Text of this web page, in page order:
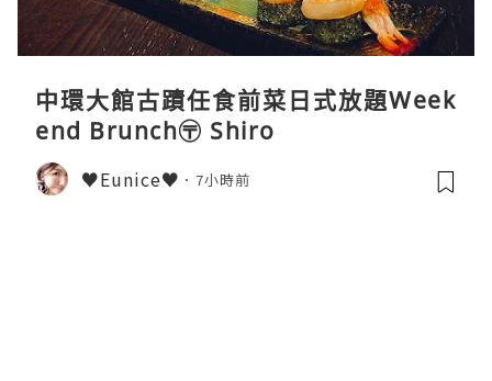
中環大館古蹟任食前菜日式放題Week
end Brunch〶 Shiro
♥Eunice♥ 7小時前